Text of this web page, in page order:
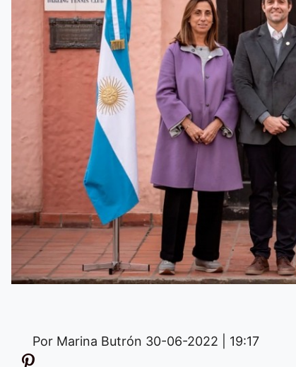
Por Marina Butrón 30-06-2022 | 19:17